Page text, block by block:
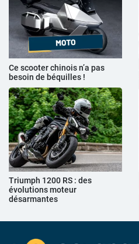
Ce scooter chinois n’a pas
besoin de béquilles !
Triumph 1200 RS : des
évolutions moteur
désarmantes